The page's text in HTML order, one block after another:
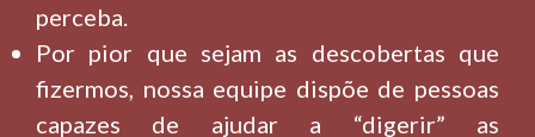
perceba.
Por pior que sejam as descobertas que
fizermos, nossa equipe dispõe de pessoas
capazes de ajudar a “digerir” as